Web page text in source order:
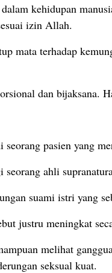
kehidupan
izin Allah.
mata terhadap
dan bijaksana.
pasien yang
ahli
suami istri yang
justru meningkat
melihat
seksual kuat.